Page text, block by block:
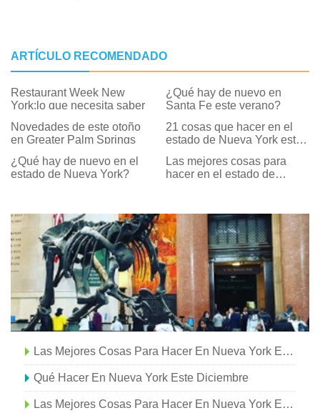
ARTÍCULO RECOMENDADO
Restaurant Week New
York:lo que necesita saber
¿Qué hay de nuevo en
Santa Fe este verano?
Novedades de este otoño
en Greater Palm Springs
21 cosas que hacer en el
estado de Nueva York este
¿Qué hay de nuevo en el
estado de Nueva York?
Las mejores cosas para
hacer en el estado de
Las Mejores Cosas Para Hacer En Nueva York Este Febrero
Qué Hacer En Nueva York Este Diciembre
Las Mejores Cosas Para Hacer En Nueva York Este Julio